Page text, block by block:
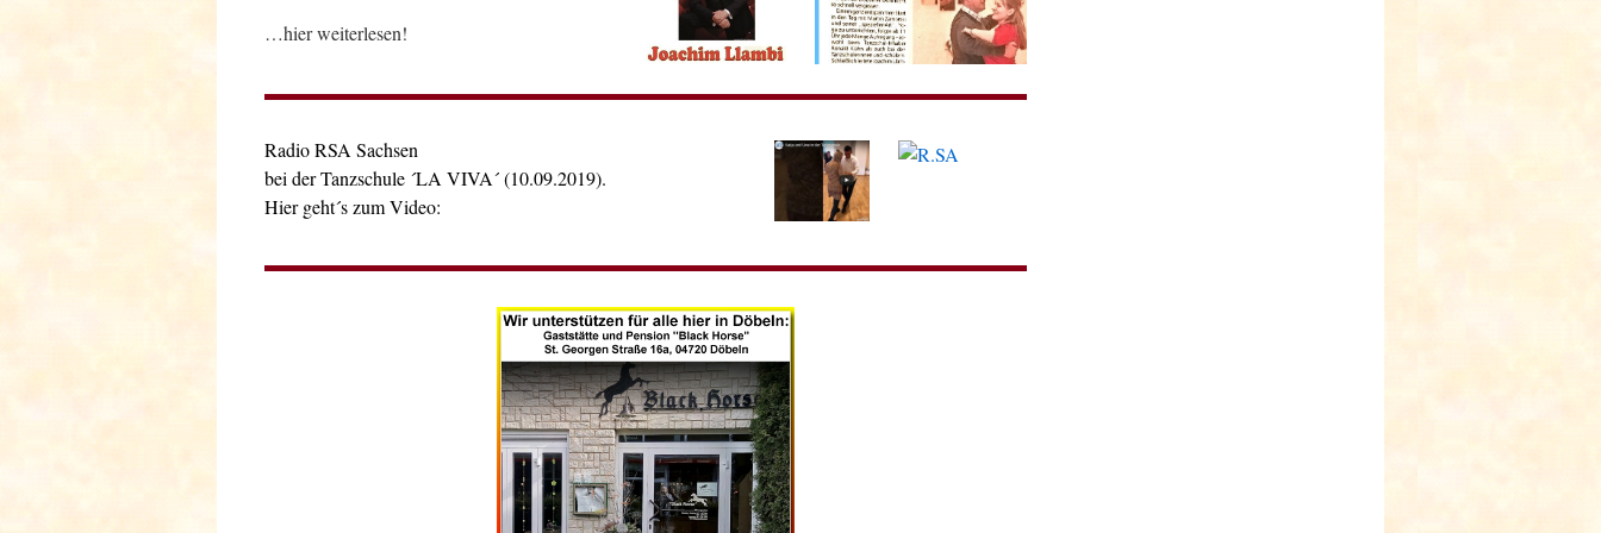
…hier weiterlesen!
Radio RSA Sachsen
bei der Tanzschule ´LA VIVA´ (10.09.2019).
Hier geht´s zum Video: